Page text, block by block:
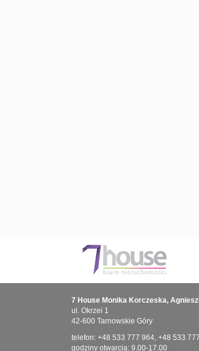
7 House Monika Korczeska,
ul. Okrzei 1
42-600 Tarnowskie Góry
telefon: +48 533 777 964, +48 533
godziny otwarcia: 9.00-17.00